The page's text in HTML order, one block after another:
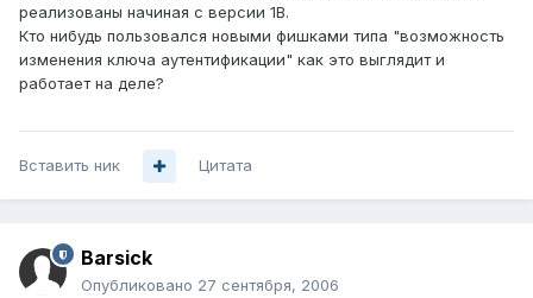
реализованы начиная с версии 1В.
Кто нибудь пользовался новыми фишками типа "возможность
изменения ключа аутентификации" как это выглядит и
работает на деле?
Вставить ник Цитата
Barsick
Опубликовано 27 сентября, 2006